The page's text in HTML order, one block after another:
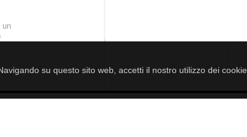
un
su questo sito web, accetti il nostro utilizzo dei cookie.